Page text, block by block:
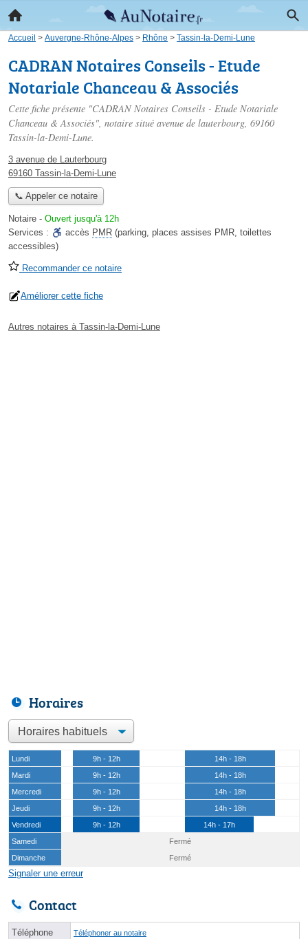
Accueil > Auvergne-Rhône-Alpes > Rhône > Tassin-la-Demi-Lune
CADRAN Notaires Conseils - Etude
Notariale Chanceau & Associés
Cette fiche présente "CADRAN Notaires Conseils - Etude Notariale
Chanceau & Associés", notaire situé avenue de lauterbourg, 69160
Tassin-la-Demi-Lune.
3 avenue de Lauterbourg
69160 Tassin-la-Demi-Lune
📞 Appeler ce notaire
Notaire - Ouvert jusqu'à 12h
Services :
accès PMR (parking, places assises PMR, toilettes
accessibles)
Recommander ce notaire
Améliorer cette fiche
Autres notaires à Tassin-la-Demi-Lune
Horaires
Lundi 9h - 12h
14h - 18h
Mardi
9h - 12h
14h - 18h
Mercredi
9h - 12h
14h - 18h
Jeudi
9h - 12h
14h - 18h
Vendredi
9h - 12h
14h - 17h
Samedi
Fermé
Dimanche
Fermé
Signaler une erreur
Contact
Téléphone Téléphoner au notaire